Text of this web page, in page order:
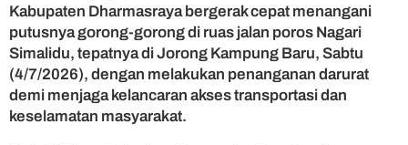
o
n
g
-
G
o
r
Kabupaten Dharmasraya bergerak cepat menangani
putusnya gorong-gorong di ruas jalan poros Nagari
Simalidu, tepatnya di Jorong Kampung Baru, Sabtu
(4/7/2026), dengan melakukan penanganan darurat
demi menjaga kelancaran akses transportasi dan
keselamatan masyarakat.